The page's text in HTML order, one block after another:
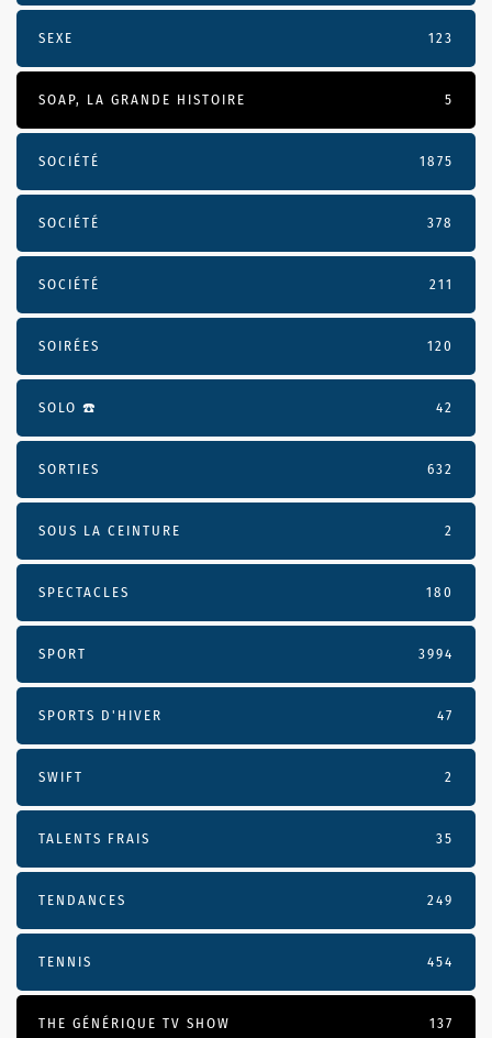
SEXE 123
SOAP, LA GRANDE HISTOIRE 5
SOCIÉTÉ 1875
SOCIÉTÉ 378
SOCIÉTÉ 211
SOIRÉES 120
SOLO ☎️ 42
SORTIES 632
SOUS LA CEINTURE 2
SPECTACLES 180
SPORT 3994
SPORTS D'HIVER 47
SWIFT 2
TALENTS FRAIS 35
TENDANCES 249
TENNIS 454
THE GÉNÉRIQUE TV SHOW 137